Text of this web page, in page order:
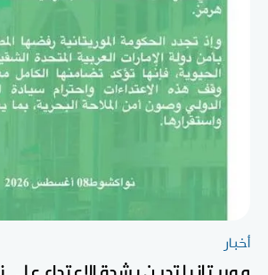
أخبار